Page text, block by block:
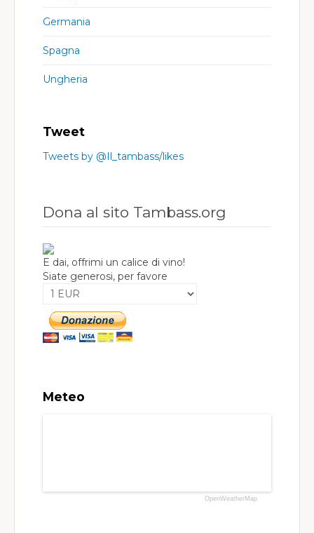
Germania
Spagna
Ungheria
Tweet
Tweets by @Il_tambass/likes
Dona al sito Tambass.org
E dai, offrimi un calice di vino!
Siate generosi, per favore
Meteo
OpenWeatherMap